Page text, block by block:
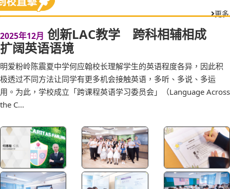
更多
2025年12月 创新LAC教学 跨科相辅相成
扩阔英语语境
明爱粉岭陈震夏中学何应翰校长理解学生的英语程度各异，因此积
极透过不同方法让同学有更多机会接触英语，多听、多说、多运
用。为此，学校成立「跨课程英语学习委员会」（Language Across
the C...